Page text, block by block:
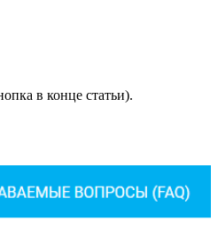
в конце статьи).